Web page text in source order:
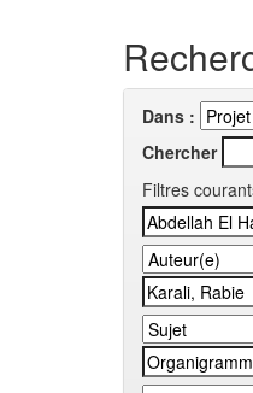
Dans :
Chercher
Filtres